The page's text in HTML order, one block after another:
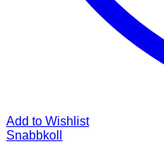
Add to Wishlist
Snabbkoll